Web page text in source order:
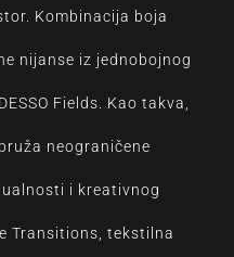
Kombinacija boja
nijanse iz jednobojnog
Fields. Kao takva,
neograničene
i kreativnog
Transitions, tekstilna